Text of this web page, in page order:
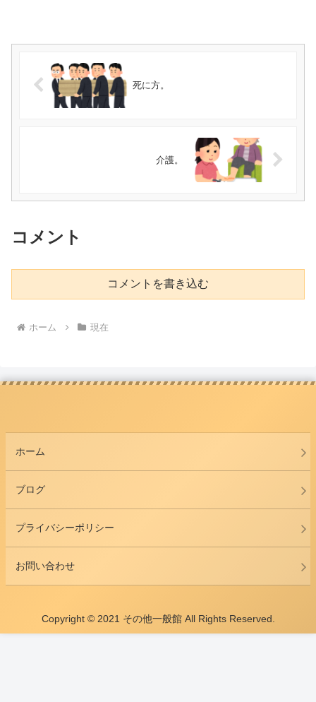
死に方。
介護。
コメント
コメントを書き込む
ホーム 現在
ホーム
ブログ
プライバシーポリシー
お問い合わせ
Copyright © 2021 その他一般館 All Rights Reserved.